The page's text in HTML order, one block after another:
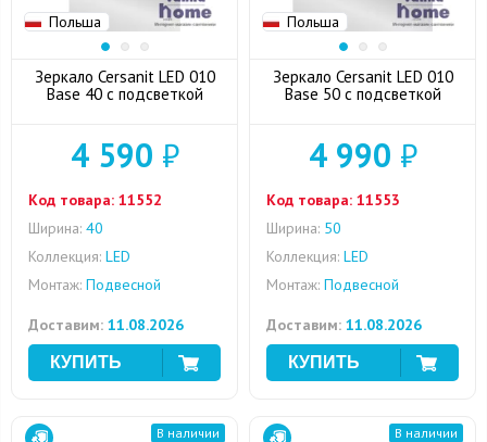
Польша
Зеркало Cersanit LED 010
Base 40 с подсветкой
4 590 ₽
Код товара: 11552
Ширина: 40
Коллекция: LED
Монтаж: Подвесной
Доставим: 11.08.2026
Польша
Зеркало Cersanit LED 010
Base 50 с подсветкой
4 990 ₽
Код товара: 11553
Ширина: 50
Коллекция: LED
Монтаж: Подвесной
Доставим: 11.08.2026
В наличии В наличии